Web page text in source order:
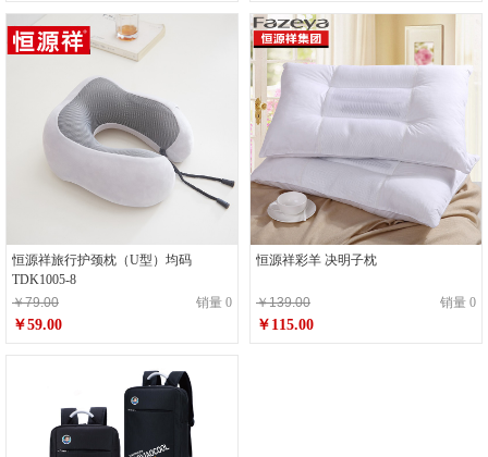
恒源祥旅行护颈枕（U型）均码
TDK1005-8
￥79.00
销量 0
￥59.00
恒源祥彩羊 决明子枕
￥139.00 销量 0
￥115.00